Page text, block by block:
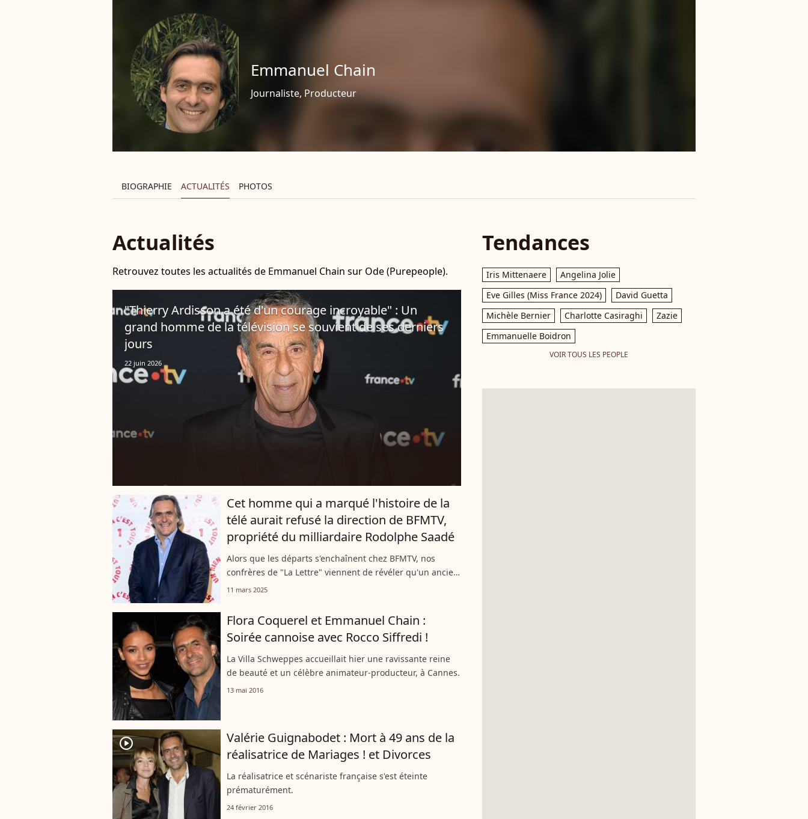
Emmanuel Chain
Journaliste, Producteur
BIOGRAPHIE ACTUALITÉS PHOTOS
Actualités
Retrouvez toutes les actualités de Emmanuel Chain sur Ode (Purepeople).
"Thierry Ardisson a été d'un courage incroyable" : Un
grand homme de la télévision se souvient de ses derniers
jours
22 juin 2026
Cet homme qui a marqué l'histoire de la
télé aurait refusé la direction de BFMTV,
propriété du milliardaire Rodolphe Saadé
Alors que les départs s'enchaînent chez BFMTV, nos
confrères de "La Lettre" viennent de révéler qu'un ancien
animateur populaire de M6 aurait récemment refusé le
11 mars 2025
Flora Coquerel et Emmanuel Chain :
Soirée cannoise avec Rocco Siffredi !
La Villa Schweppes accueillait hier une ravissante reine
de beauté et un célèbre animateur-producteur, à Cannes.
13 mai 2016
player2
Valérie Guignabodet : Mort à 49 ans de la
réalisatrice de Mariages ! et Divorces
La réalisatrice et scénariste française s'est éteinte
prématurément.
24 février 2016
Tendances
Iris Mittenaere
Angelina Jolie
Eve Gilles (Miss France 2024)
David Guetta
Michèle Bernier
Charlotte Casiraghi
Zazie
Emmanuelle Boidron
VOIR TOUS LES PEOPLE